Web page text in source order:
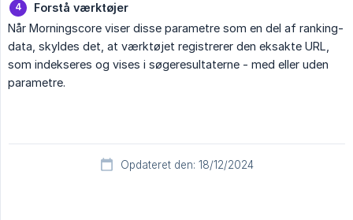
Forstå værktøjer
Når Morningscore viser disse parametre som en del af ranking-
data, skyldes det, at værktøjet registrerer den eksakte URL,
som indekseres og vises i søgeresultaterne - med eller uden
parametre.
Opdateret den: 18/12/2024